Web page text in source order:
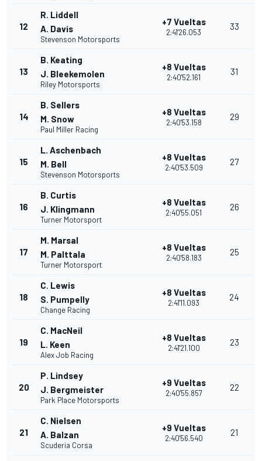
12
R. Liddell
A. Davis
Stevenson Motorsports
+7 Vueltas
2:41'26.053
33
13
B. Keating
J. Bleekemolen
Riley Motorsports
+8 Vueltas
2:40'52.161
31
14
B. Sellers
M. Snow
Paul Miller Racing
+8 Vueltas
2:40'53.158
29
15
L. Aschenbach
M. Bell
Stevenson Motorsports
+8 Vueltas
2:40'53.509
27
16
B. Curtis
J. Klingmann
Turner Motorsport
+8 Vueltas
2:40'55.051
26
17
M. Marsal
M. Palttala
Turner Motorsport
+8 Vueltas
2:40'58.183
25
18
C. Lewis
S. Pumpelly
Change Racing
+8 Vueltas
2:41'11.093
24
19
C. MacNeil
L. Keen
Alex Job Racing
+8 Vueltas
2:41'21.100
23
20
P. Lindsey
J. Bergmeister
Park Place Motorsports
+9 Vueltas
2:40'55.857
22
21
C. Nielsen
A. Balzan
Scuderia Corsa
+9 Vueltas
2:40'56.540
21